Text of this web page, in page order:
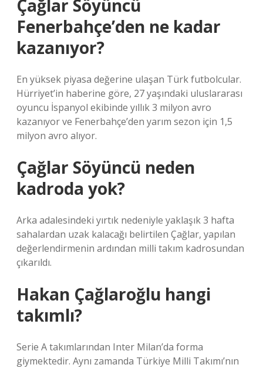
Çağlar Söyüncü
Fenerbahçe’den ne kadar
kazanıyor?
En yüksek piyasa değerine ulaşan Türk futbolcular.
Hürriyet’in haberine göre, 27 yaşındaki uluslararası
oyuncu İspanyol ekibinde yıllık 3 milyon avro
kazanıyor ve Fenerbahçe’den yarım sezon için 1,5
milyon avro alıyor.
Çağlar Söyüncü neden
kadroda yok?
Arka adalesindeki yırtık nedeniyle yaklaşık 3 hafta
sahalardan uzak kalacağı belirtilen Çağlar, yapılan
değerlendirmenin ardından milli takım kadrosundan
çıkarıldı.
Hakan Çağlaroğlu hangi
takımlı?
Serie A takımlarından Inter Milan’da forma
giymektedir. Aynı zamanda Türkiye Milli Takımı’nın